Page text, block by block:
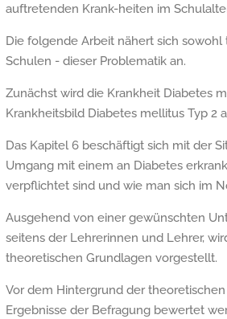
auftretenden Krank-heiten im
Die folgende Arbeit nähert sich
Schulen - dieser Problematik an.
Zunächst wird die Krankheit Diabetes
Krankheitsbild Diabetes mellitus Typ 2
Das Kapitel 6 beschäftigt sich mit der
Umgang mit einem an Diabetes
verpflichtet sind und wie man sich im
Ausgehend von einer gewünschten
seitens der Lehrerinnen und Lehrer,
theoretischen Grundlagen vorgestellt.
Vor dem Hintergrund der
Ergebnisse der Befragung bewertet